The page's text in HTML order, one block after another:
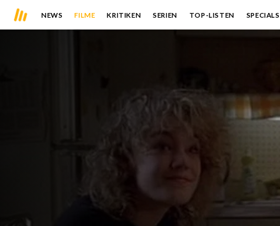
NEWS FILME KRITIKEN SERIEN TOP-LISTEN SPECIALS